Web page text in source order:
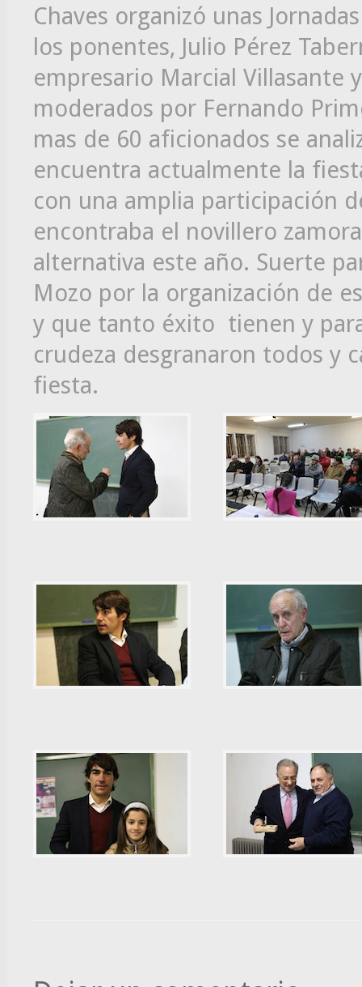
Chaves organizó unas
los ponentes, Julio Pérez
empresario Marcial Villasante
moderados por Fernando
mas de 60 aficionados se
encuentra actualmente la
con una amplia participación
encontraba el novillero
alternativa este año. Suerte
Mozo por la organización de
y que tanto éxito tienen y
crudeza desgranaron todos y
fiesta.